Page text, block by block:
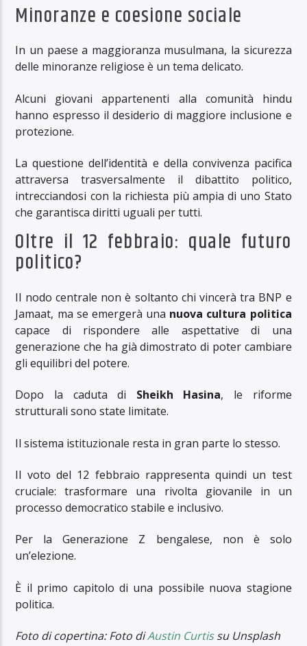
Minoranze e coesione sociale
In un paese a maggioranza musulmana, la sicurezza
delle minoranze religiose è un tema delicato.
Alcuni giovani appartenenti alla comunità hindu
hanno espresso il desiderio di maggiore inclusione e
protezione.
La questione dell’identità e della convivenza pacifica
attraversa trasversalmente il dibattito politico,
intrecciandosi con la richiesta più ampia di uno Stato
che garantisca diritti uguali per tutti.
Oltre il 12 febbraio: quale futuro
politico?
Il nodo centrale non è soltanto chi vincerà tra BNP e
Jamaat, ma se emergerà una nuova cultura politica
capace di rispondere alle aspettative di una
generazione che ha già dimostrato di poter cambiare
gli equilibri del potere.
Dopo la caduta di Sheikh Hasina, le riforme
strutturali sono state limitate.
Il sistema istituzionale resta in gran parte lo stesso.
Il voto del 12 febbraio rappresenta quindi un test
cruciale: trasformare una rivolta giovanile in un
processo democratico stabile e inclusivo.
Per la Generazione Z bengalese, non è solo
un’elezione.
È il primo capitolo di una possibile nuova stagione
politica.
Foto di copertina: Foto diAustin Curtissu Unsplash